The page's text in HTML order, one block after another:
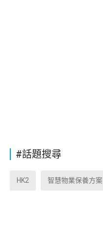
#話題搜尋
HK2 智慧物業保養方案